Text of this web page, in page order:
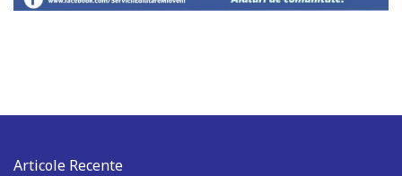
Articole Recente